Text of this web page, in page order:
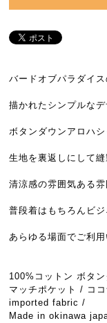
バードオブパラダイ
描かれたシンプルな
ボタンダウンアロハシ
生地を裏返しにして
清涼感の雰囲気ある雰
普段着はもちろんビジ
あらゆる場面でご利用
100%コットン ボタン
マッチポケット / コ
imported fabric /
Made in okinawa